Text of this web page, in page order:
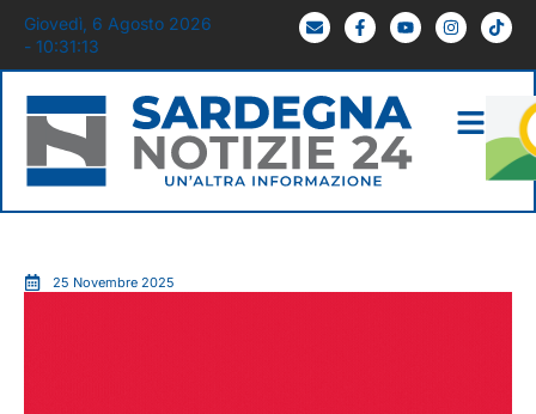
Giovedì, 6 Agosto 2026
- 10:31:14
25 Novembre 2025